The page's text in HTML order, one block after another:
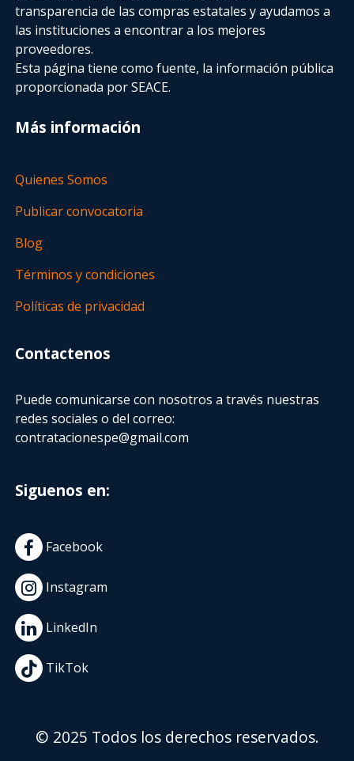
transparencia de las compras estatalesy ayudamos a
las instituciones a encontrar a los mejores
proveedores.
Esta página tiene como fuente, la información pública
proporcionada por SEACE.
Más información
Quienes Somos
Publicar convocatoria
Blog
Términos y condiciones
Políticas de privacidad
Contactenos
Puede comunicarse con nosotros a través nuestras
redes sociales o del correo:
contratacionespe@gmail.com
Siguenos en:
Facebook
Instagram
LinkedIn
TikTok
© 2025 Todos los derechos reservados.